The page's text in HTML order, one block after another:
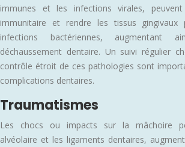
immunes et les infections virales,
immunitaire et rendre les tissus gingivaux
infections bactériennes, augmentant
déchaussement dentaire. Un suivi régulier
contrôle étroit de ces pathologies sont
complications dentaires.
Traumatismes
Les chocs ou impacts sur la mâchoire
alvéolaire et les ligaments dentaires,